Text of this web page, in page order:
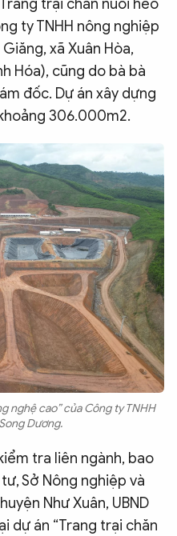
trại chăn nuôi heo
ty TNHH nông nghiệp
xã Xuân Hòa,
Hóa), cũng do bà bà
đốc. Dự án xây dựng
306.000m2.
nghệ cao” của Công ty TNHH
Dương.
tra liên ngành, bao
Sở Nông nghiệp và
Như Xuân, UBND
dự án “Trang trại chăn